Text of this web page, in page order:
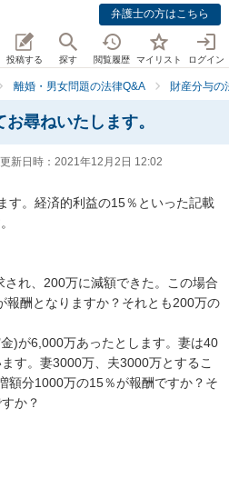
弁護士の方はこちら
投稿する 探す 閲覧履歴 マイリスト ログイン
離婚・男女問題の法律Q&A 財産分与の
尋ねいたします。
更新日時： 2021年12月2日 12:02
す。経済的利益の15％といった記載
れ、200万に減額できた。この場合
報酬となりますか？それとも200万の
)が6,000万あったとします。妻は40
す。妻3000万、夫3000万とするこ
額分1000万の15％が報酬ですか？そ
か？